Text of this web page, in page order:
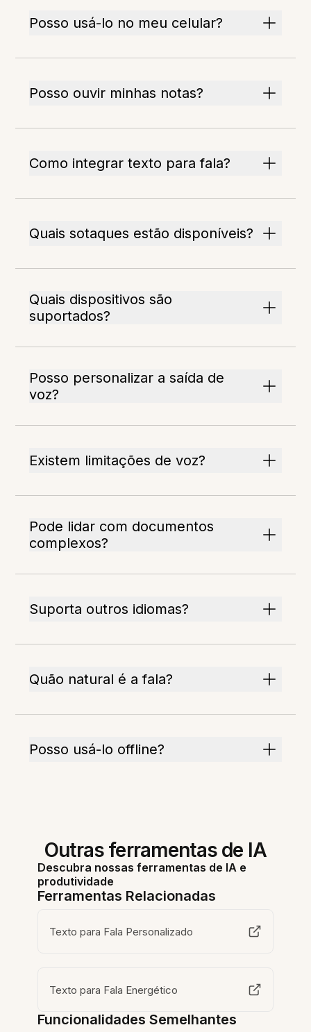
Posso usá-lo no meu celular?
Posso ouvir minhas notas?
Como integrar texto para fala?
Quais sotaques estão disponíveis?
Quais dispositivos são
suportados?
Posso personalizar a saída de
voz?
Existem limitações de voz?
Pode lidar com documentos
complexos?
Suporta outros idiomas?
Quão natural é a fala?
Posso usá-lo offline?
Outras ferramentas de IA
Descubra nossas ferramentas de IA e
produtividade
Ferramentas Relacionadas
Texto para Fala Personalizado
Texto para Fala Energético
Funcionalidades Semelhantes